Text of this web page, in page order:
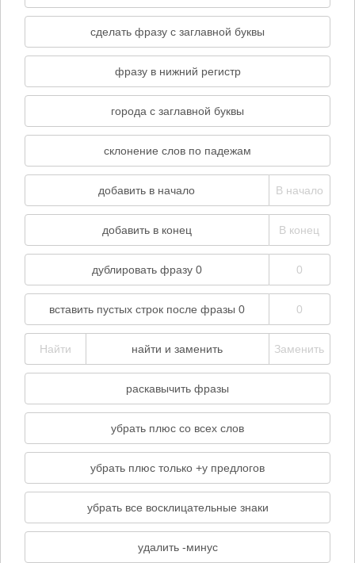
сделать фразу с заглавной буквы
фразу в нижний регистр
города с заглавной буквы
склонение слов по падежам
добавить в начало
добавить в конец
дублировать фразу 0
вставить пустых строк после фразы 0
найти и заменить
раскавычить фразы
убрать плюс со всех слов
убрать плюс только +у предлогов
убрать все восклицательные знаки
удалить -минус